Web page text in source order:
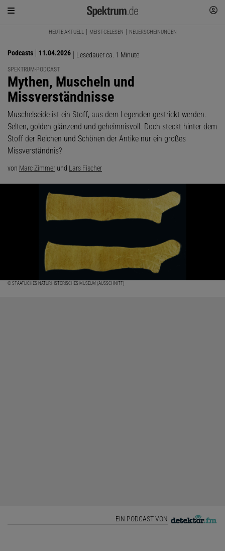
HEUTE AKTUELL MEISTGELESEN NEUERSCHEINUNGEN
Podcasts 11.04.2026 Lesedauer ca. 1 Minute
SPEKTRUM-PODCAST
:
Mythen, Muscheln und
Missverständnisse
Muschelseide ist ein Stoff, aus dem Legenden gestrickt werden.
Selten, golden glänzend und geheimnisvoll. Doch steckt hinter dem
Stoff der Reichen und Schönen der Antike nur ein großes
Missverständnis?
von Marc Zimmer und Lars Fischer
© STAATLICHES NATURHISTORISCHES MUSEUM (AUSSCHNITT)
EIN PODCAST VON